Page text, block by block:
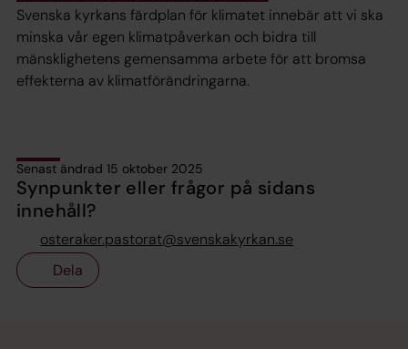
Svenska kyrkans färdplan för klimatet innebär att vi ska
minska vår egen klimatpåverkan och bidra till
mänsklighetens gemensamma arbete för att bromsa
effekterna av klimatförändringarna.
Senast ändrad 15 oktober 2025
Synpunkter eller frågor på sidans
innehåll?
osteraker.pastorat@svenskakyrkan.se
Dela